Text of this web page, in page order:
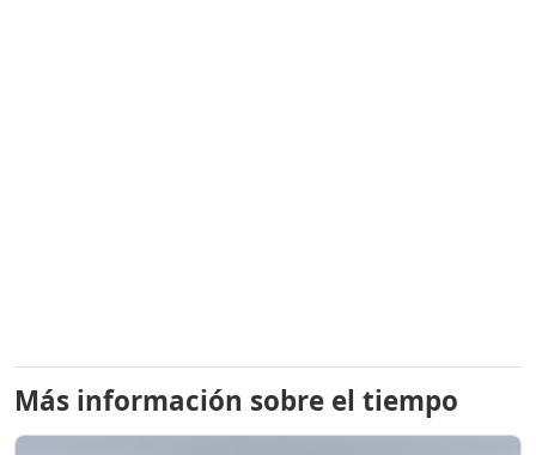
Más información sobre el tiempo